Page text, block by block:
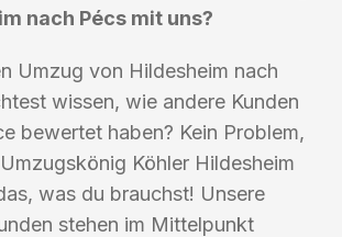
nach Pécs mit uns?
Umzug von Hildesheim nach
wissen, wie andere Kunden
bewertet haben? Kein Problem,
Köhler Hildesheim
was du brauchst! Unsere
stehen im Mittelpunkt